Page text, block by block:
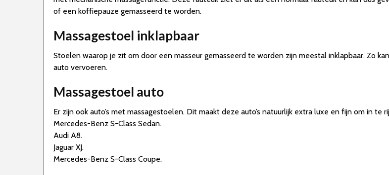
of een koffiepauze gemasseerd te worden.
Massagestoel inklapbaar
Stoelen waarop je zit om door een masseur gemasseerd te worden zijn meestal inklapbaar. Zo
auto vervoeren.
Massagestoel auto
Er zijn ook auto’s met massagestoelen. Dit maakt deze auto’s natuurlijk extra luxe en fijn om in
Mercedes-Benz S-Class Sedan.
Audi A8.
Jaguar XJ.
Mercedes-Benz S-Class Coupe.